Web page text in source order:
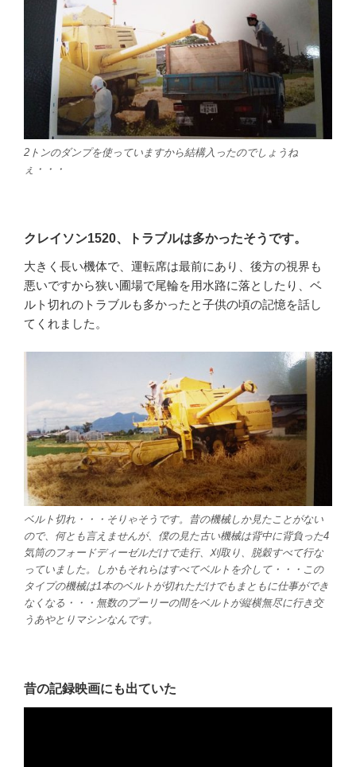
2トンのダンプを使っていますから結構入ったのでしょうね
ぇ・・・
クレイソン1520、トラブルは多かったそうです。
大きく長い機体で、運転席は最前にあり、後方の視界も
悪いですから狭い圃場で尾輪を用水路に落としたり、ベ
ルト切れのトラブルも多かったと子供の頃の記憶を話し
てくれました。
ベルト切れ・・・そりゃそうです。昔の機械しか見たことがない
ので、何とも言えませんが、僕の見た古い機械は背中に背負った4
気筒のフォードディーゼルだけで走行、刈取り、脱穀すべて行な
っていました。しかもそれらはすべてベルトを介して・・・この
タイプの機械は1本のベルトが切れただけでもまともに仕事ができ
なくなる ・・・無数のプーリーの間をベルトが縦横無尽に行き交
うあやとりマシンなんです。
昔の記録映画にも出ていた